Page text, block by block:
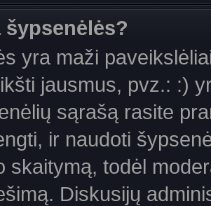
šypsenėlės?
yra maži
jausmus, pvz.: :)
sąrašą rasite
ir naudoti
skaitymą, todėl
Diskusijų